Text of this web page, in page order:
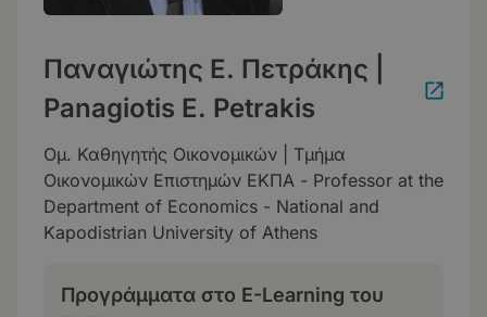
Παναγιώτης Ε. Πετράκης |
Panagiotis E. Petrakis
Ομ. Καθηγητής Οικονομικών | Τμήμα
Οικονομικών Επιστημών ΕΚΠΑ - Professor at the
Department of Economics - National and
Kapodistrian University of Athens
Προγράμματα στο E-Learning του